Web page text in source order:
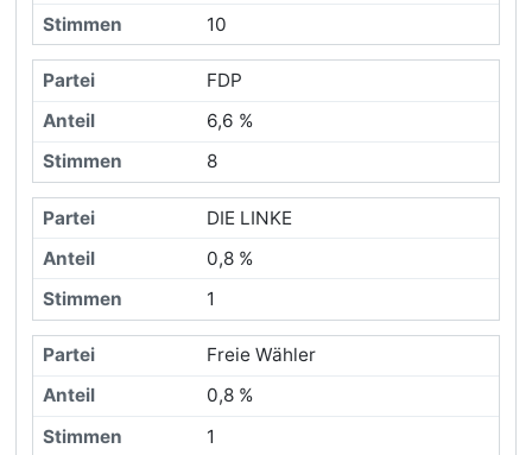
10
FDP
6,6 %
8
DIE LINKE
0,8 %
1
Freie Wähler
0,8 %
1